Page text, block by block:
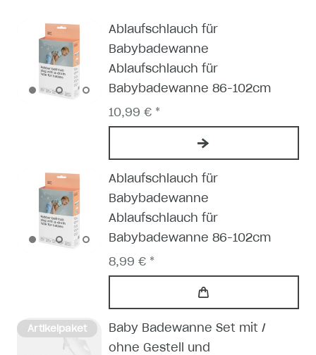
Ablaufschlauch für
Babybadewanne
Ablaufschlauch für
Babybadewanne 86-102cm
10,99 € *
Ablaufschlauch für
Babybadewanne
Ablaufschlauch für
Babybadewanne 86-102cm
8,99 € *
Artikelpaket
Baby Badewanne Set mit /
ohne Gestell und